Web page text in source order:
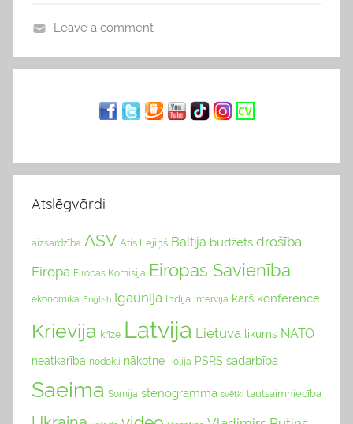
i
s
Leave a comment
Atslēgvārdi
aizsardzība ASV Atis Lejiņš Baltija budžets drošība
Eiropa Eiropas Komisija Eiropas Savienība
ekonomika English Igaunija Indija intervija karš konference
Krievija krīze Latvija Lietuva likums NATO
neatkarība nodokļi nākotne Polija PSRS sadarbība
Saeima Somija stenogramma svētki tautsaimniecība